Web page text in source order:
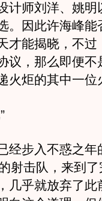
计师刘洋、姚明
。因此许海峰能
才能揭晓，不过
议，那么即便不
火炬的其中一位
步入不惑之年
射击队，来到
几乎就放弃了此